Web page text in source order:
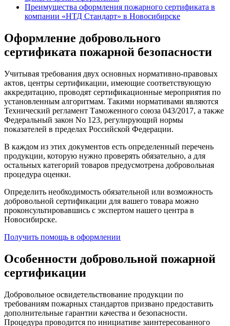
Преимущества оформления пожарного сертификата в
компании «НТД Стандарт» в Новосибирске
Оформление добровольного
сертификата пожарной безопасности
Учитывая требования двух основных нормативно-правовых
актов, центры сертификации, имеющие соответствующую
аккредитацию, проводят сертификационные мероприятия по
установленным алгоритмам. Такими нормативами являются
Технический регламент Таможенного союза 043/2017, а также
Федеральный закон No 123, регулирующий нормы
показателей в пределах Российской Федерации.
В каждом из этих документов есть определенный перечень
продукции, которую нужно проверять обязательно, а для
остальных категорий товаров предусмотрена добровольная
процедура оценки.
Определить необходимость обязательной или возможность
добровольной сертификации для вашего товара можно
проконсультировавшись с экспертом нашего центра в
Новосибирске.
Получить помощь в оформлении
Особенности добровольной пожарной
сертификации
Добровольное освидетельствование продукции по
требованиям пожарных стандартов призвано предоставить
дополнительные гарантии качества и безопасности.
Процедура проводится по инициативе заинтересованного